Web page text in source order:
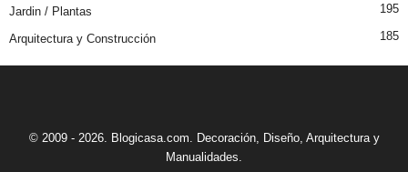
Jardin / Plantas 195
Arquitectura y Construcción 185
© 2009 - 2026. Blogicasa.com. Decoración, Diseño, Arquitectura y
Manualidades.